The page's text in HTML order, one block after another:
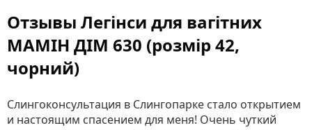
Отзывы Легінси для вагітних
MAMІН ДІМ 630 (розмір 42,
чорний)
Слингоконсультация в Слингопарке стало открытием
и настоящим спасением для меня! Очень чуткий